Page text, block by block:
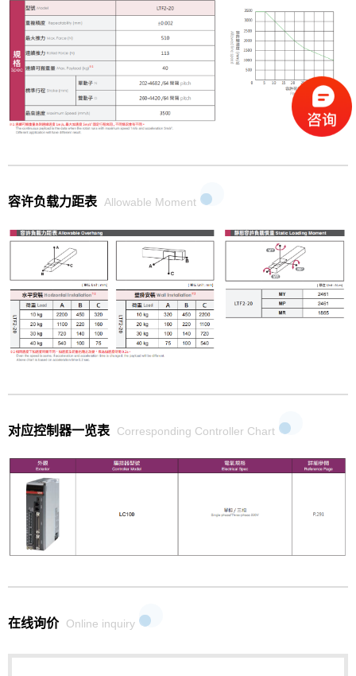
容许负载力距表 Allowable Moment
对应控制器一览表 Corresponding Controller Chart
在线询价 Online inquiry